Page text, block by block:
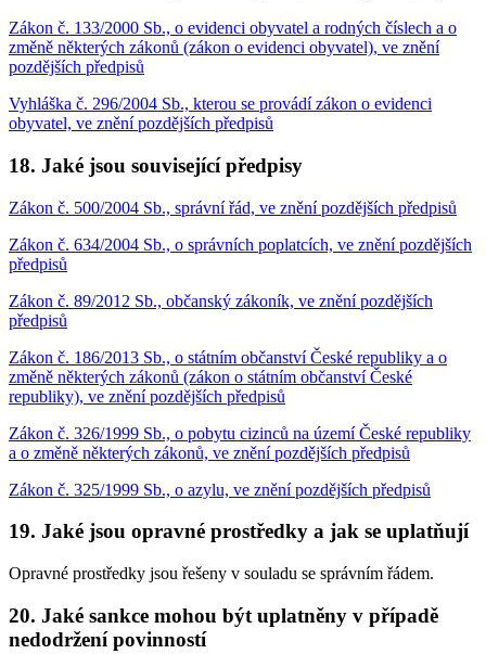
Zákon č. 133/2000 Sb., o evidenci obyvatel a rodných číslech a o
změně některých zákonů (zákon o evidenci obyvatel), ve znění
pozdějších předpisů
Vyhláška č. 296/2004 Sb., kterou se provádí zákon o evidenci
obyvatel, ve znění pozdějších předpisů
18. Jaké jsou související předpisy
Zákon č. 500/2004 Sb., správní řád, ve znění pozdějších předpisů
Zákon č. 634/2004 Sb., o správních poplatcích, ve znění pozdějších
předpisů
Zákon č. 89/2012 Sb., občanský zákoník, ve znění pozdějších
předpisů
Zákon č. 186/2013 Sb., o státním občanství České republiky a o
změně některých zákonů (zákon o státním občanství České
republiky), ve znění pozdějších předpisů
Zákon č. 326/1999 Sb., o pobytu cizinců na území České republiky
a o změně některých zákonů, ve znění pozdějších předpisů
Zákon č. 325/1999 Sb., o azylu, ve znění pozdějších předpisů
19. Jaké jsou opravné prostředky a jak se uplatňují
Opravné prostředky jsou řešeny v souladu se správním řádem.
20. Jaké sankce mohou být uplatněny v případě
nedodržení povinností